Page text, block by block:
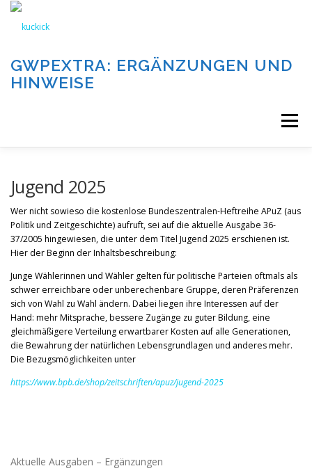
Zum
springen
GWPEXTRA: ERGÄNZUNGEN UND
HINWEISE
Menü
DIE AUFGABEN UND KATEGORIEN DIESER SEITE
DIE BEITRÄGE DIESER SEITE IMPRESSUM
Jugend 2025
Wer nicht sowieso die kostenlose Bundeszentralen-Heftreihe APuZ (aus
Politik und Zeitgeschichte) aufruft, sei auf die aktuelle Ausgabe 36-
37/2005 hingewiesen, die unter dem Titel Jugend 2025 erschienen ist.
Hier der Beginn der Inhaltsbeschreibung:
Junge Wählerinnen und Wähler gelten für politische Parteien oftmals als
schwer erreichbare oder unberechenbare Gruppe, deren Präferenzen
sich von Wahl zu Wahl ändern. Dabei liegen ihre Interessen auf der
Hand: mehr Mitsprache, bessere Zugänge zu guter Bildung, eine
gleichmäßigere Verteilung erwartbarer Kosten auf alle Generationen,
die Bewahrung der natürlichen Lebensgrundlagen und anderes mehr.
Die Bezugsmöglichkeiten unter
https://www.bpb.de/shop/zeitschriften/apuz/jugend-2025
Aktuelle Ausgaben – Ergänzungen